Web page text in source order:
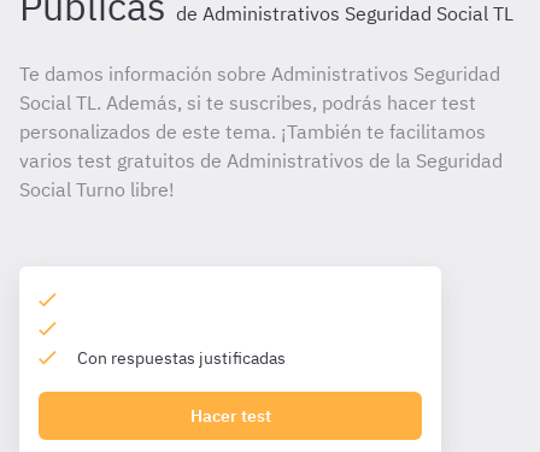
de Administrativos Seguridad Social TL
Te damos información sobre Administrativos Seguridad
Social TL. Además, si te suscribes, podrás hacer test
personalizados de este tema. ¡También te facilitamos
varios test gratuitos de Administrativos de la Seguridad
Social Turno libre!
Con respuestas justificadas
Hacer test